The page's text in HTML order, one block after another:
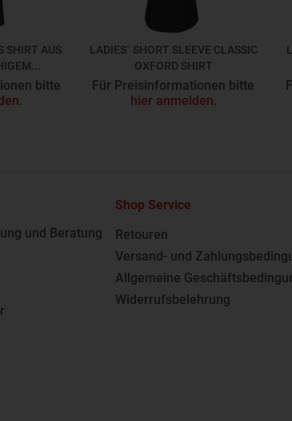
SHIRT AUS
bitte
.
LADIES` SHORT SLEEVE CLASSIC
OXFORD SHIRT
Z933F
Für Preisinformationen bitte
hier anmelden.
und Beratung
Shop Service
Retouren
Versand- und
Allgemeine
Widerrufsbelehrung